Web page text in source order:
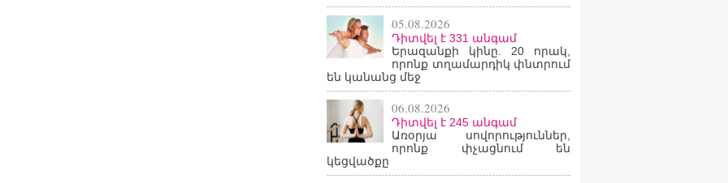
05.08.2026
Դիտվել է 331 անգամ
Երազանքի կինը. 20 որակ,
որոնք տղամարդիկ փնտրում
են կանանց մեջ
06.08.2026
Դիտվել է 245 անգամ
Առօրյա սովորություններ,
որոնք փչացնում են
կեցվածքը